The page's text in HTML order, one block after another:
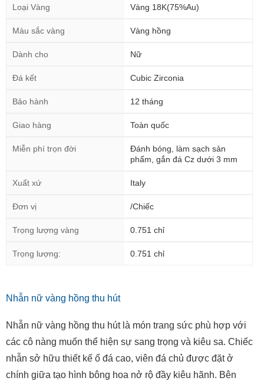
Loại Vàng Vàng 18K(75%Au)
Màu sắc vàng Vàng hồng
Dành cho Nữ
Đá kết Cubic Zirconia
Bảo hành 12 tháng
Giao hàng Toàn quốc
Miễn phí trọn đời
Đánh bóng, làm sạch sản
phẩm, gắn đá Cz dưới 3 mm
Xuất xứ Italy
Đơn vị /Chiếc
Trọng lượng vàng 0.751 chỉ
Trọng lượng: 0.751 chỉ
Nhẫn nữ vàng hồng thu hút
Nhẫn nữ vàng hồng thu hút là món trang sức phù hợp với
các cô nàng muốn thể hiện sự sang trọng và kiêu sa. Chiếc
nhẫn sở hữu thiết kế ổ đá cao, viên đá chủ được đặt ở
chính giữa tạo hình bông hoa nở rộ đầy kiêu hãnh. Bên